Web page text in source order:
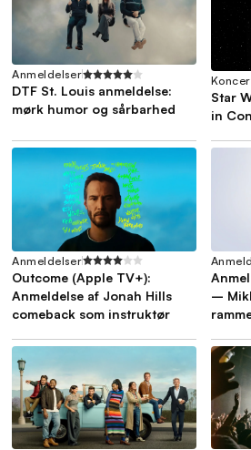
Anmeldelser
DTF St. Louis anmeldelse:
mørk humor og sårbarhed
Star
in
Anmeldelser
Outcome (Apple TV+):
Anmeldelse af Jonah Hills
comeback som instruktør
–